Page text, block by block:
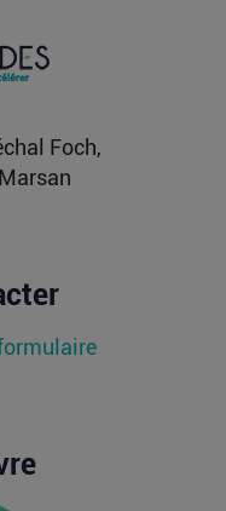
?
9 septembre
du Projet
Foch,